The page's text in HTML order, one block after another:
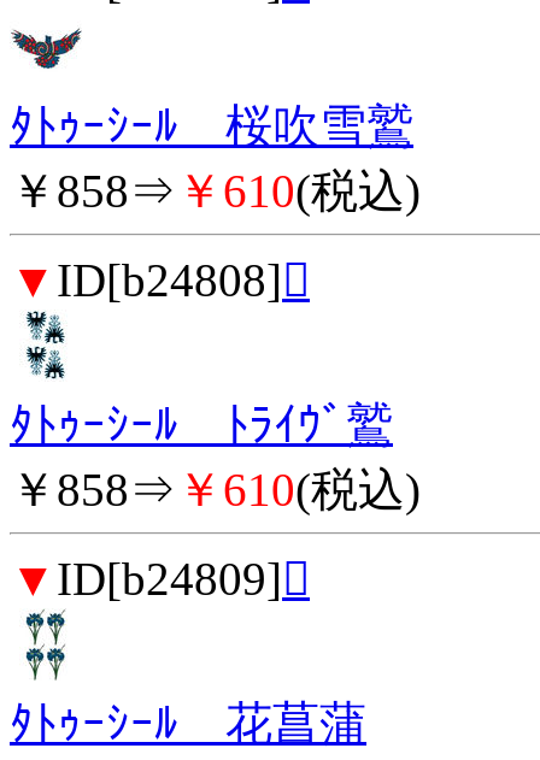
ﾀﾄｩｰｼｰﾙ 桜吹雪鷲
￥858⇒ ￥610(税込)
▼ ID[b24808]
ﾀﾄｩｰｼｰﾙ ﾄﾗｲｳﾞ鷲
￥858⇒ ￥610(税込)
▼ ID[b24809]
ﾀﾄｩｰｼｰﾙ 花菖蒲